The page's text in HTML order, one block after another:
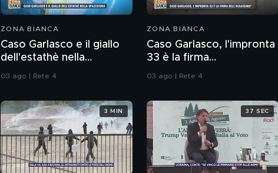
ZONA BIANCA
Caso Garlasco e il giallo
dell'estathè nella
spazzatura
03 ago | Rete 4
ZONA BIANCA
Caso Garlasco, l'impronta
33 è la firma
dell'assassino?
03 ago | Rete 4
3 MIN 37 SEC